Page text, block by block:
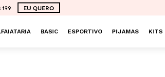
199 EU QUERO
BASIC ESPORTIVO PIJAMAS KITS